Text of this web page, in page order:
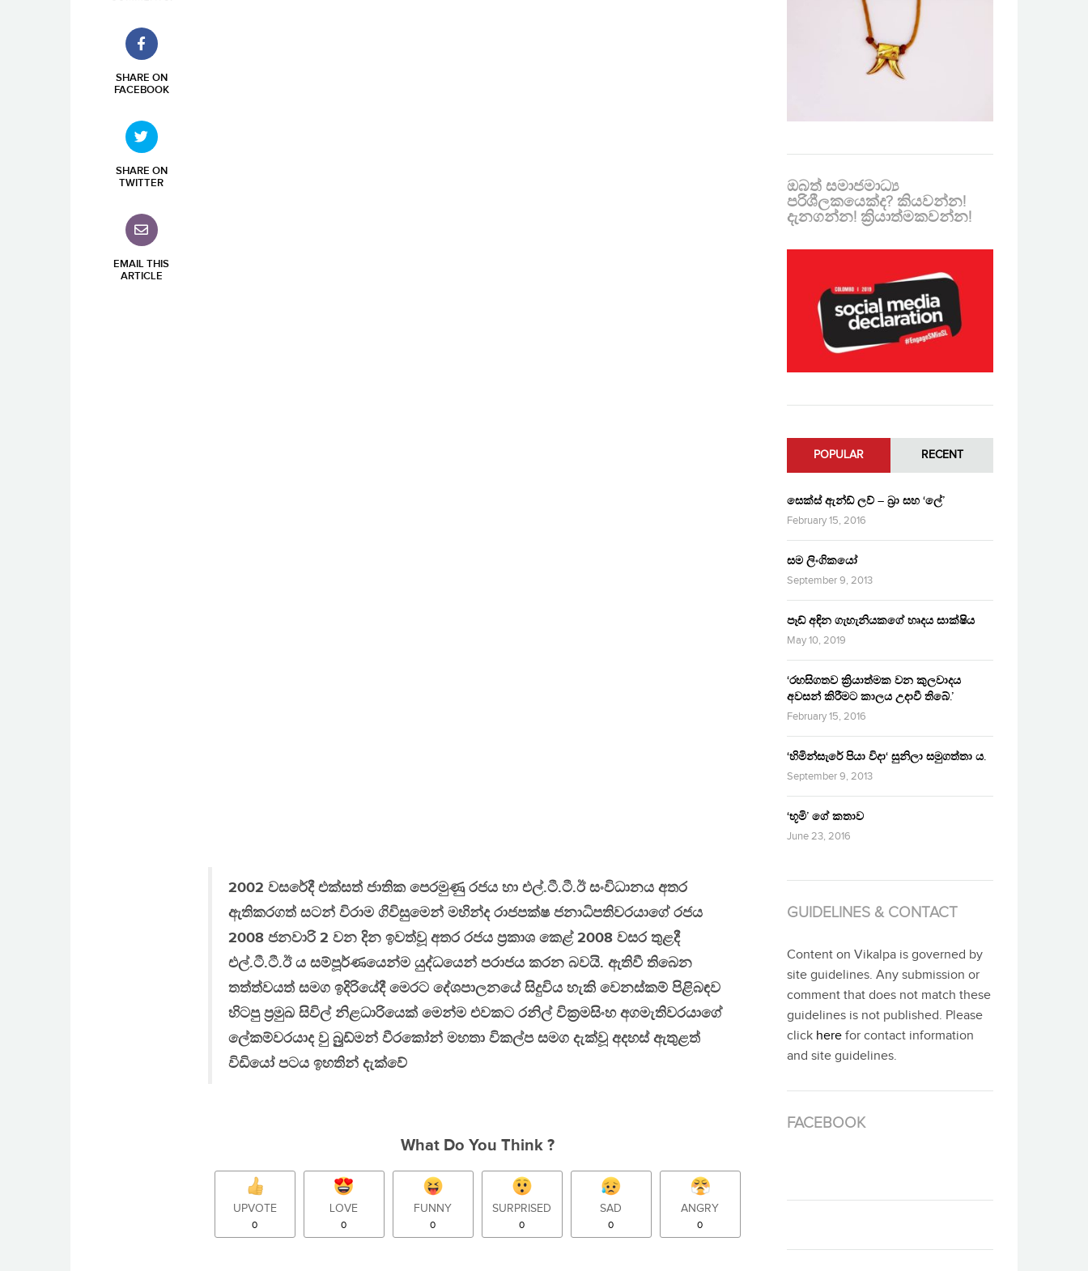
SHARE ON
FACEBOOK
SHARE ON
TWITTER
EMAIL THIS
ARTICLE
2002 වසරේදී එක්සත් ජාතික පෙරමුණු රජය හා එල්.ටී.ටී.ඊ සංවිධානය අතර
ඇතිකරගත් සටන් විරාම ගිවිසුමෙන් මහින්ද රාජපක්ෂ ජනාධිපතිවරයාගේ රජය
2008 ජනවාරි 2 වන දින ඉවත්වූ අතර රජය ප්‍රකාශ කෙළ් 2008 වසර තුළදී
එල්.ටී.ටී.ඊ ය සම්පූර්ණයෙන්ම යුද්ධයෙන් පරාජය කරන බවයි. ඇතිවී තිබෙන
තත්ත්වයත් සමග ඉදිරියේදී මෙරට දේශපාලනයේ සිදුවිය හැකි වෙනස්කම් පිළිබඳව
හිටපු ප්‍රමුඛ සිවිල් නිළධාරියෙක් මෙන්ම එවකට රනිල් වික්‍රමසිංහ අගමැතිවරයාගේ
ලේකම්වරයාද වු බ්‍රුඩ්මන් වීරකෝන් මහතා විකල්ප සමග දැක්වූ අදහස් ඇතුළත්
විඩියෝ පටය ඉහතින් දැක්වේ
What Do You Think ?
UPVOTE
0
LOVE
0
FUNNY
0
SURPRISED
0
SAD
0
ANGRY
0
ඔබත් සමාජමාධ්‍ය
පරිශීලකයෙක්ද? කියවන්න!
දැනගන්න! ක්‍රියාත්මකවන්න!
POPULAR RECENT
සෙක්ස් ඇන්ඩ් ලව් – බ්‍රා සහ ‘ලේ’
February 15, 2016
සම ලිංගිකයෝ
September 9, 2013
පෑඩ් අඳින ගැහැනියකගේ හෘදය සාක්ෂිය
May 10, 2019
‘රහසිගතව ක්‍රියාත්මක වන කුලවාදය
අවසන් කිරීමට කාලය උදාවී තිබේ.’
February 15, 2016
‘හිමින්සැරේ පියා විදා‘ සුනිලා සමුගත්තා ය.
September 9, 2013
‘භූමි’ ගේ කතාව
June 23, 2016
GUIDELINES & CONTACT
Content on Vikalpa is governed by
site guidelines. Any submission or
comment that does not match these
guidelines is not published. Please
click here for contact information
and site guidelines.
FACEBOOK